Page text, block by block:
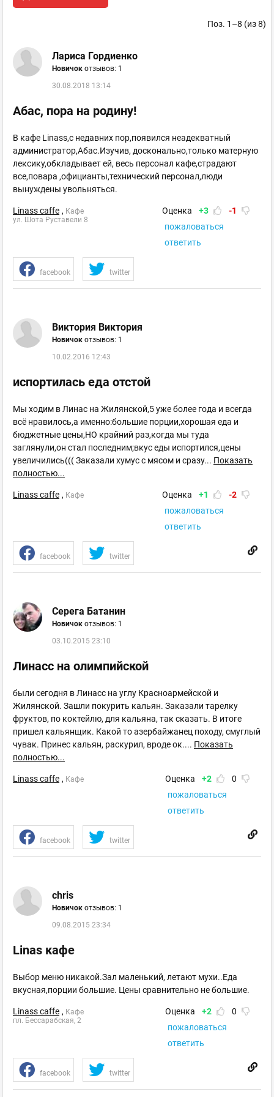
Поз. 1–8 (из 8)
Лариса Гордиенко
Новичок отзывов: 1
30.08.2018 13:14
Абас, пора на родину!
В кафе Linass,c недавних пор,появился неадекватный
администратор,Абас.Изучив, досконально,только матерную
лексику,обкладывает ей, весь персонал кафе,страдают
все,повара ,официанты,технический персонал,люди
вынуждены увольняться.
Linass caffe , Кафе
ул. Шота Руставели 8
Оценка +3
-1
пожаловаться
ответить
facebook twitter
Виктория Виктория
Новичок отзывов: 1
10.02.2016 12:43
испортилась еда отстой
Мы ходим в Линас на Жилянской,5 уже более года и всегда
всё нравилось,а именно:большие порции,хорошая еда и
бюджетные цены,НО крайний раз,когда мы туда
заглянули,он стал последним;вкус еды испортился,цены
увеличились((( Заказали хумус с мясом и сразу... Показать
полностью...
Linass caffe , Кафе Оценка +1
-2
пожаловаться
ответить
facebook twitter
Серега Батанин
Новичок отзывов: 1
03.10.2015 23:10
Линасс на олимпийской
были сегодня в Линасс на углу Красноармейской и
Жилянской. Зашли покурить кальян. Заказали тарелку
фруктов, по коктейлю, для кальяна, так сказать. В итоге
пришел кальянщик. Какой то азербайжанец походу, смуглый
чувак. Принес кальян, раскурил, вроде ок.... Показать
полностью...
Linass caffe , Кафе Оценка +2
0
пожаловаться
ответить
facebook twitter
chris
Новичок отзывов: 1
09.08.2015 23:34
Linas кафе
Выбор меню никакой.Зал маленький, летают мухи..Еда
вкусная,порции большие. Цены сравнительно не большие.
Linass caffe , Кафе
пл. Бессарабская, 2
Оценка +2
0
пожаловаться
ответить
facebook twitter